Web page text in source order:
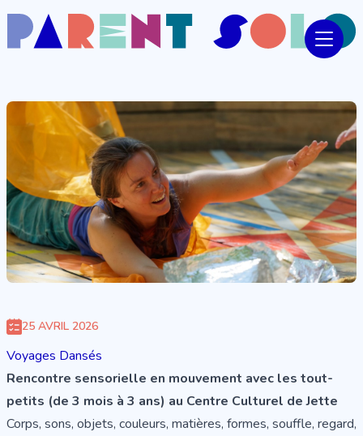
25 AVRIL 2026
Voyages Dansés
Rencontre sensorielle en mouvement avec les tout-
petits (de 3 mois à 3 ans) au Centre Culturel de Jette
Corps, sons, objets, couleurs, matières, formes, souffle, regard,